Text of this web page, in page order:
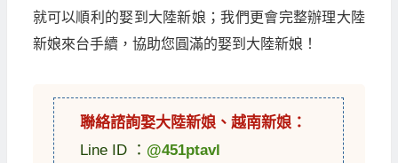
就可以順利的娶到大陸新娘；我們更會完整辦理大陸
新娘來台手續，協助您圓滿的娶到大陸新娘！
聯絡諮詢娶大陸新娘 、越南新娘 ：
Line ID ： @451ptavl